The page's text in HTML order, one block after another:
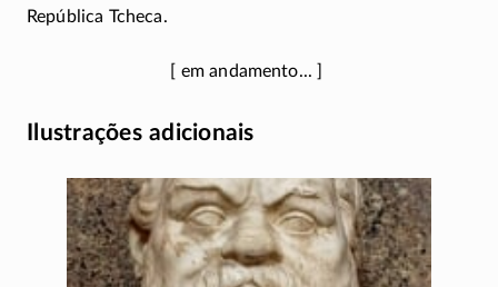
República Tcheca.
Ilustrações adicionais